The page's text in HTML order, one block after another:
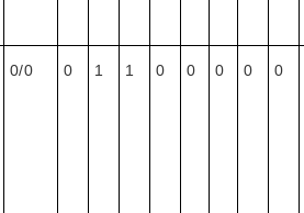
0/0 0 1 1 0 0 0 0 0